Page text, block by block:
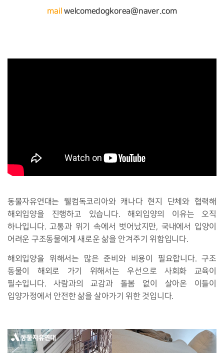
mail welcomedogkorea@naver.com
동물자유연대는 웰컴독코리아와 캐나다 현지 단체와 협력해
해외입양을 진행하고 있습니다. 해외입양의 이유는 오직
하나입니다. 고통과 위기 속에서 벗어났지만, 국내에서 입양이
어려운 구조동물에게 새로운 삶을 안겨주기 위함입니다.
해외입양을 위해서는 많은 준비와 비용이 필요합니다. 구조
동물이 해외로 가기 위해서는 우선으로 사회화 교육이
필수입니다. 사람과의 교감과 돌봄 없이 살아온 이들이
입양가정에서 안전한 삶을 살아가기 위한 것입니다.